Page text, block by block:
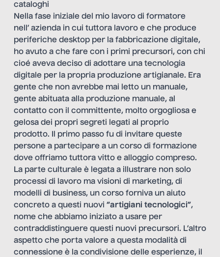
cataloghi
Nella fase iniziale del mio lavoro di formatore
nell’ azienda in cui tuttora lavoro e che produce
periferiche desktop per la fabbricazione digitale,
ho avuto a che fare con i primi precursori, con chi
cioé aveva deciso di adottare una tecnologia
digitale per la propria produzione artigianale. Era
gente che non avrebbe mai letto un manuale,
gente abituata alla produzione manuale, al
contatto con il committente, molto orgogliosa e
gelosa dei propri segreti legati al proprio
prodotto. Il primo passo fu di invitare queste
persone a partecipare a un corso di formazione
dove offriamo tuttora vitto e alloggio compreso.
La parte culturale è legata a illustrare non solo
processi di lavoro ma visioni di marketing, di
modelli di business, un corso forniva un aiuto
concreto a questi nuovi “artigiani tecnologici”,
nome che abbiamo iniziato a usare per
contraddistinguere questi nuovi precursori. L’altro
aspetto che porta valore a questa modalità di
connessione è la condivisione delle esperienze, il